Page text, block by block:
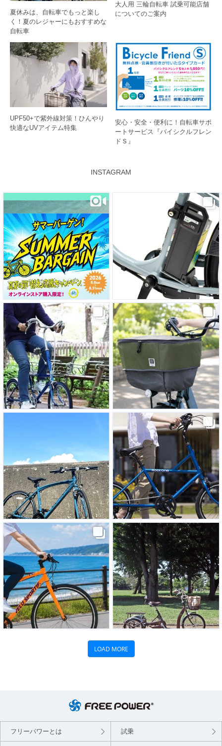
夏休みは、自転車でもっと楽し
く！夏のレジャーにもおすすめな
自転車
大人用 三輪自転車 試乗可能店舗
についてのご案内
UPF50+で紫外線対策！ひんやり
快適なUVアイテム特集
安心・安全・便利に！自転車サポ
ートサービス『バイシクルフレン
ドＳ』
INSTAGRAM
フリーパワーとは 試乗